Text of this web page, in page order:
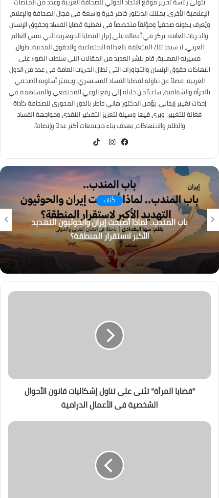
الإعلامية الأخرى. يمتلك الدكتور خاطر خبرة واسعة في مجال الصحافة والإعلام،
ويُعرف بكونه صحفياً ومؤلفاً متخصصاً في تغطية قضايا الفساد وحقوق الإنسان
والحريات العامة. يركز في أعماله على إبراز القضايا الجوهرية التي تمس العالم
العربي، لا سيما تلك المتعلقة بالعدالة الاجتماعية والحقوق المدنية. طوال
مسيرته المهنية، قام بنشر العديد من المقالات التي سلطت الضوء على
انتهاكات حقوق الإنسان والتجاوزات التي تطال الحريات العامة في عدد من الدول
العربية، فضلاً عن تناوله لقضايا الفساد المستشري. ويتميّز أسلوبه الصحفي
بالجرأة والشفافية، ساعياً من خلاله إلى رفع الوعي المجتمعي والمساهمة في
إحداث تغيير إيجابي. يؤمن الدكتور هاني خاطر بالدور المحوري للصحافة كأداة
فعّالة للتغيير، ويرى فيها وسيلة لتعزيز التفكير النقدي ومواجهة الفساد
والظلم والانتهاكات، بهدف بناء مجتمعات أكثر عدلاً وإنصافاً.
كُتاب
باب المندب.. لماذا أصبحت إيران والحوثيون التهديد
الأكبر لاستقرار المنطقة؟
"قضايا المرأة" تثنى على تناول إشكاليات قانون الأحوال
الشخصية فى الأعمال الدرامية